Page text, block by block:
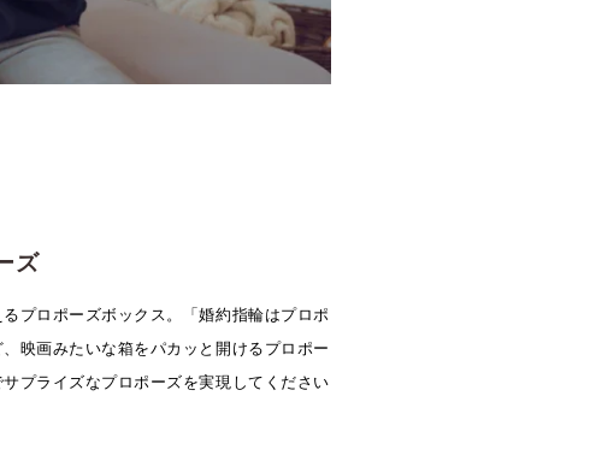
ズ
プロポーズボックス。「婚約指輪はプロポ
映画みたいな箱をパカッと開けるプロポー
プライズなプロポーズを実現してください